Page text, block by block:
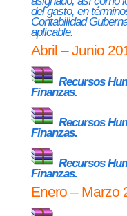
del gasto, en
Contabilidad
aplicable.
Abril – Junio
Recursos
Finanzas.
Recursos
Finanzas.
Recursos
Finanzas.
Enero – Marzo